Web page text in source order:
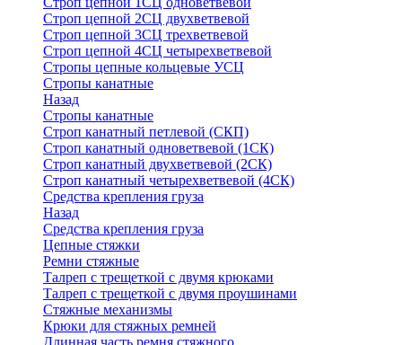
Строп цепной 2СЦ двухветвевой
Строп цепной 3СЦ трехветвевой
Строп цепной 4СЦ четырехветвевой
Стропы цепные кольцевые УСЦ
Стропы канатные
Назад
Стропы канатные
Строп канатный петлевой (СКП)
Строп канатный одноветвевой (1СК)
Строп канатный двухветвевой (2СК)
Строп канатный четырехветвевой (4СК)
Средства крепления груза
Назад
Средства крепления груза
Цепные стяжки
Ремни стяжные
Талреп с трещеткой с двумя крюками
Талреп с трещеткой с двумя проушинами
Стяжные механизмы
Крюки для стяжных ремней
Длинная часть ремня стяжного